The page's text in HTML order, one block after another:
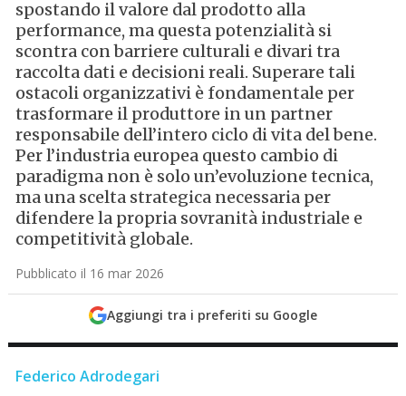
spostando il valore dal prodotto alla
performance, ma questa potenzialità si
scontra con barriere culturali e divari tra
raccolta dati e decisioni reali. Superare tali
ostacoli organizzativi è fondamentale per
trasformare il produttore in un partner
responsabile dell’intero ciclo di vita del bene.
Per l’industria europea questo cambio di
paradigma non è solo un’evoluzione tecnica,
ma una scelta strategica necessaria per
difendere la propria sovranità industriale e
competitività globale.
Pubblicato il 16 mar 2026
Aggiungi tra i preferiti su Google
Federico Adrodegari